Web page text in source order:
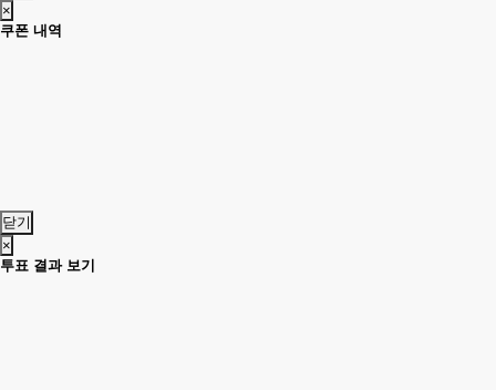
×
쿠폰 내역
닫기
×
투표 결과 보기